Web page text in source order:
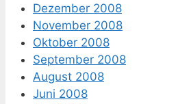
Dezember 2008
November 2008
Oktober 2008
September 2008
August 2008
Juni 2008